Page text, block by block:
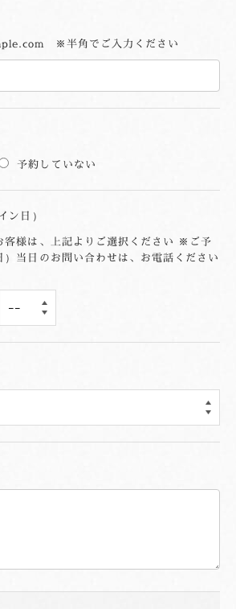
※半角でご入力ください
予約していない
ン日）
様は、上記よりご選択ください ※ご予
当日のお問い合わせは、お電話ください